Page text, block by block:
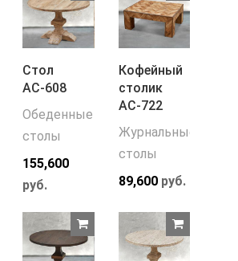
Стол
АС-608
Обеденные
столы
155,600
руб.
Кофейный
столик
АС-722
Журнальные
столы
89,600руб.